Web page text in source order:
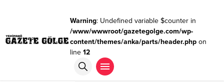
Warning: Undefined variable $counter in
/www/wwwroot/gazetegolge.com/wp-
content/themes/anka/parts/header.phpon
line 12